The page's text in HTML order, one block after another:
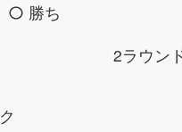
勝ち
2ラウン